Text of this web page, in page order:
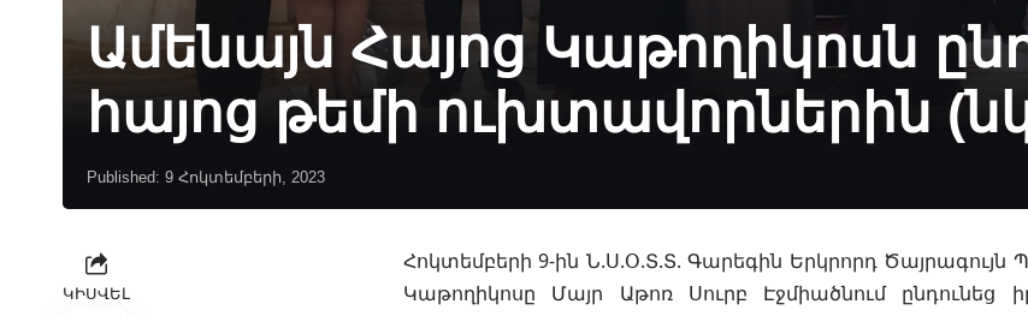
Ամենայն Հայոց Կաթողիկոսն
հայոց թեմի ուխտավորներին
Published: 9 Հոկտեմբերի, 2023
ԿԻՍՎԵԼ
Հոկտեմբերի 9-ին Ն.Ս.Օ.Տ.Տ. Գարեգին Երկրորդ
Կաթողիկոսը Մայր Աթոռ Սուրբ Էջմիածնում ընդունեց